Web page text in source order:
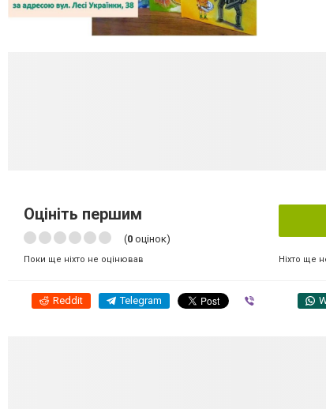
Оцініть першим
(0 оцінок)
Поки ще ніхто не оцінював Ніхто ще
Reddit Telegram